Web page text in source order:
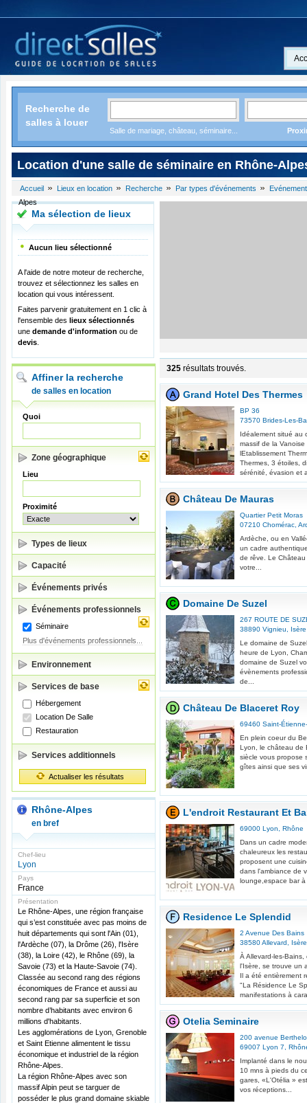
Recherche de
salles à louer
Salle de mariage, château, séminaire...
Location d'une salle de séminaire en Rhône-
Accueil Lieux en location Recherche Par types d'événements
Alpes
Ma sélection de lieux
Aucun lieu sélectionné
A l'aide de notre moteur de recherche,
trouvez et sélectionnez les salles en
location qui vous intéressent.
Faites parvenir gratuitement en 1 clic à
l'ensemble des lieux sélectionnés
une demande d'information ou de
devis
Affiner la recherche
de salles en location
Quoi
Zone géographique
Lieu
Proximité
Types de lieux
Capacité
Événements privés
Événements professionnels
Séminaire
Plus d'événements professionnels...
Environnement
Services de base
Hébergement
Location De Salle
Restauration
Services additionnels
Actualiser les résultats
Rhône-Alpes
en bref
Chef-lieu
Lyon
Pays
France
Présentation
Le Rhône-Alpes, une région française
qui s’est constituée avec pas moins de
huit départements qui sont l'Ain (01),
l'Ardèche (07), la Drôme (26), l'Isère
(38), la Loire (42), le Rhône (69), la
Savoie (73) et la Haute-Savoie (74).
Classée au second rang des régions
économiques de France et aussi au
second rang par sa superficie et son
nombre d’habitants avec environ 6
millions d'habitants.
Les agglomérations de Lyon, Grenoble
et Saint Etienne alimentent le tissu
économique et industriel de la région
Rhône-Alpes.
La région Rhône-Alpes avec son
massif Alpin peut se targuer de
posséder le plus grand domaine skiable
325 résultats trouvés.
Grand Hotel Des Thermes
BP 36
73570 Brides-Les-
Idéalement situé au
massif de la
lEtablissement
Thermes, 3 étoiles,
sérénité, évasion et
Château De Mauras
Quartier Petit Moras
07210 Chomérac
Ardèche, ou en
un cadre
de rêve. Le
votre...
Domaine De Suzel
267 ROUTE DE
38890 Vignieu
Isère
Le domaine de
heure de Lyon,
domaine de Suzel
évènements
de...
Château De Blaceret Roy
69460 Saint-
En plein coeur du
Lyon, le château de
siècle vous propose
gîtes ainsi que ses
L'endroit Restaurant Et
69000 Lyon
Rhône
Dans un cadre
chaleureux les
proposent une
dans l'ambiance de
lounge,espace bar
Residence Le Splendid
2 Avenue Des Bains
38580Allevard
Isère
À Allevard-les-
l'Isère, se trouve un
Il a été entièrement
"La Résidence Le
manifestations à
Otelia Seminaire
200 avenue
69007 Lyon 7
Implanté dans le
10 mns à pieds du
gares, «L'Otélia »
vos réceptions...